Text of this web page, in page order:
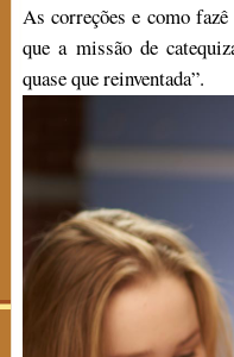
As correções e como
que a missão de
quase que reinventada”.